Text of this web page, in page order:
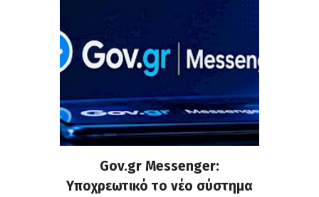
Gov.gr Messenger:
Υποχρεωτικό το νέο σύστημα